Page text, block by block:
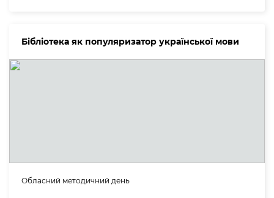
Бібліотека як популяризатор української мови
Обласний методичний день